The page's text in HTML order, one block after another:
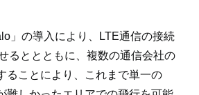
」の導入により、LTE通信の接続
るととともに、複数の通信会社の
ることにより、これまで単一の